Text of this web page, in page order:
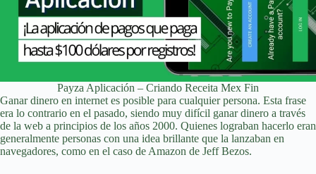
Payza Aplicación – Criando Receita Mex Fin
Ganar dinero en internet es posible para cualquier persona. Esta frase
era lo contrario en el pasado, siendo muy difícil ganar dinero a través
de la web a principios de los años 2000. Quienes lograban hacerlo eran
generalmente personas con una idea brillante que la lanzaban en
navegadores, como en el caso de Amazon de Jeff Bezos.